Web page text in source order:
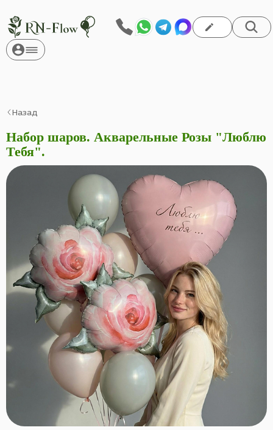
Назад
Набор шаров. Акварельные Розы "Люблю
Тебя".